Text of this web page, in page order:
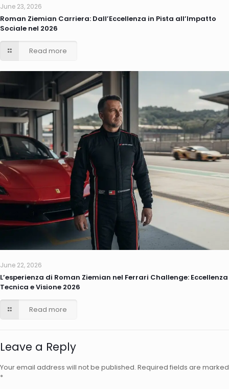
June 23, 2026
Roman Ziemian Carriera: Dall’Eccellenza in Pista all’Impatto
Sociale nel 2026
Read more
June 22, 2026
L’esperienza di Roman Ziemian nel Ferrari Challenge: Eccellenza
Tecnica e Visione 2026
Read more
Leave a Reply
Your email address will not be published. Required fields are marked
*